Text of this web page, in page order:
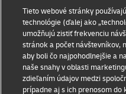
Tieto webové stránky
technológie (ďalej ako
umožňujú zistiť frekvenciu
stránok a počet návštevníkov,
aby boli čo najpohodlnejšie a
naše snahy v oblasti
zdieľaním údajov medzi
prípadne aj s ich prenosom